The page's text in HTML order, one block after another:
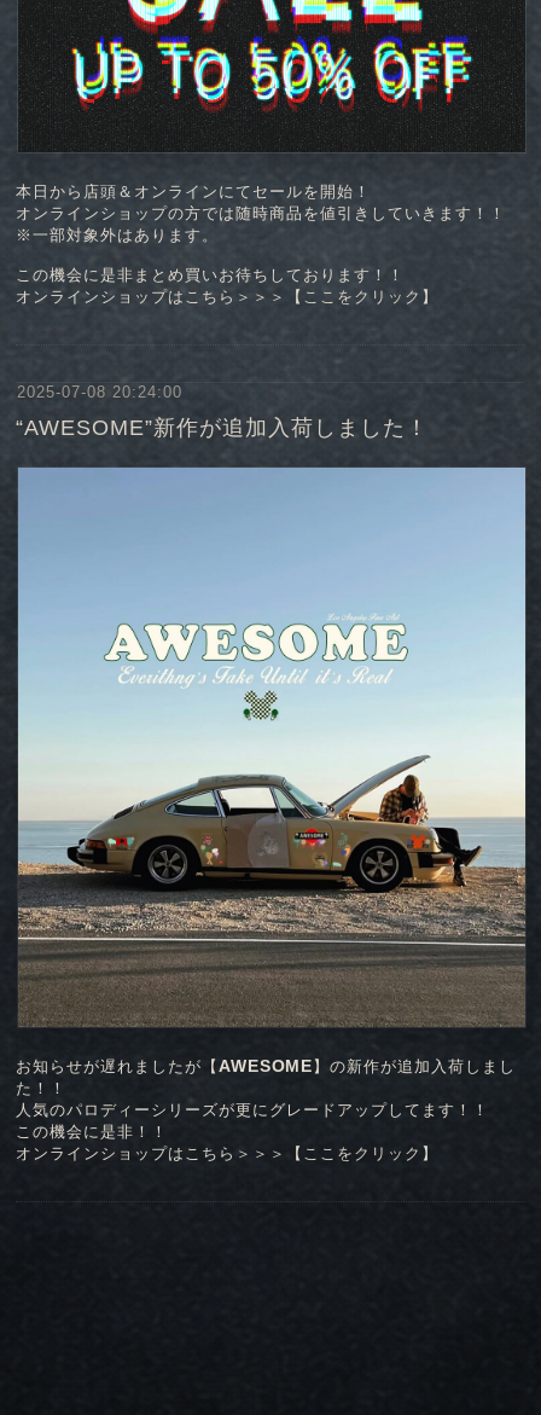
本日から店頭＆オンラインにてセールを開始！
オンラインショップの方では随時商品を値引きしていきます！！
※一部対象外はあります。
この機会に是非まとめ買いお待ちしております！！
オンラインショップはこちら＞＞＞【 ここをクリック 】
2025-07-08 20:24:00
“AWESOME”新作が追加入荷しました！
お知らせが遅れましたが【AWESOME 】の新作が追加入荷しまし
た！！
人気のパロディーシリーズが更にグレードアップしてます！！
この機会に是非！！
オンラインショップはこちら＞＞＞【 ここをクリック 】